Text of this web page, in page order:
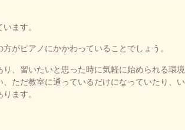
います。
がピアノにかかわっていることでしょう。
、習いたいと思った時に気軽に始められる環境
ただ教室に通っているだけになっていたり、い
ります。